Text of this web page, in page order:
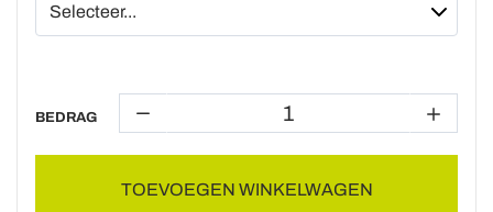
BEDRAG
TOEVOEGEN WINKELWAGEN